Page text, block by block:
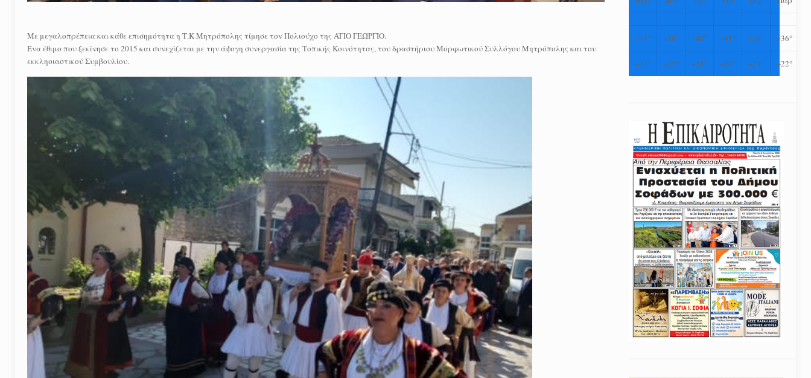
Με μεγαλοπρέπεια και κάθε επισημότητα η Τ.Κ Μητρόπολης τίμησε τον Πολιούχο της ΆΓΙΟ ΓΕΏΡΓΙΟ.
Ένα έθιμο που ξεκίνησε το 2015 και συνεχίζεται με την άψογη συνεργασία της Τοπικής Κοινότητας, του δραστήριου Μορφωτικού Συλλόγου Μητρόπολης και του
εκκλησιαστικού Συμβουλίου.
+37° +38° +40° +41° +38° +36°
+27° +25° +24° +24° +24° +22°